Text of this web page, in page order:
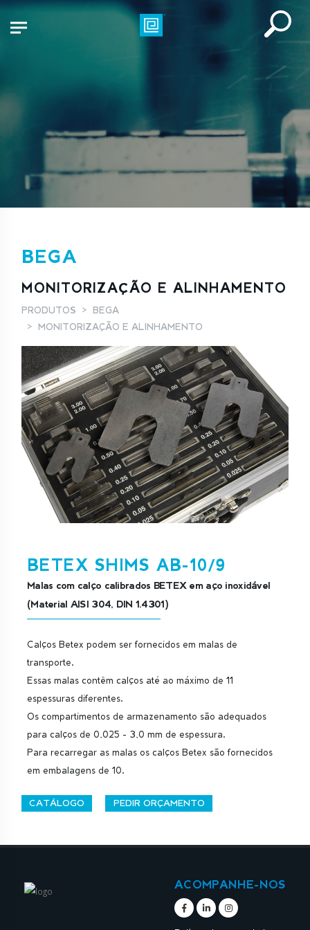
BEGA
MONITORIZAÇÃO E ALINHAMENTO
PRODUTOS
BEGA
MONITORIZAÇÃO E ALINHAMENTO
BETEX SHIMS AB-10/9
Malas com calço calibrados BETEX em aço inoxidável
(Material AISI 304, DIN 1.4301)
Calços Betex podem ser fornecidos em malas de
transporte.
Essas malas contêm calços até ao máximo de 11
espessuras diferentes.
Os compartimentos de armazenamento são adequados
para calços de 0,025 - 3,0 mm de espessura.
Para recarregar as malas os calços Betex são fornecidos
em embalagens de 10.
CATÁLOGO PEDIR ORÇAMENTO
ACOMPANHE-NOS